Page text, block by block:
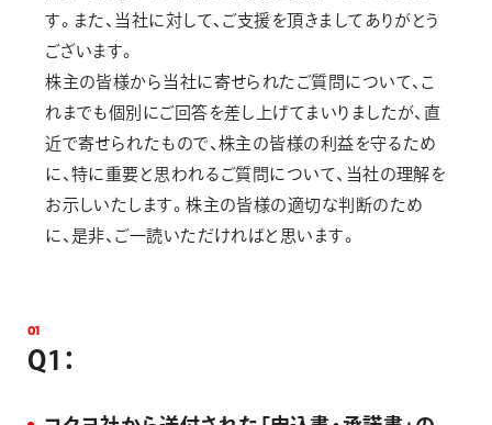
す。また、当社に対して、ご支援を頂きましてありがとう
ございます。
株主の皆様から当社に寄せられたご質問について、こ
れまでも個別にご回答を差し上げてまいりましたが、直
近で寄せられたもので、株主の皆様の利益を守るため
に、特に重要と思われるご質問について、当社の理解を
お示しいたします。株主の皆様の適切な判断のため
に、是非、ご一読いただければと思います。
01
Q1 ：